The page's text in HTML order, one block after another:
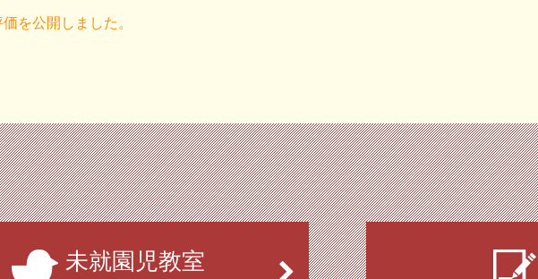
を公開しました。
未就園児教室